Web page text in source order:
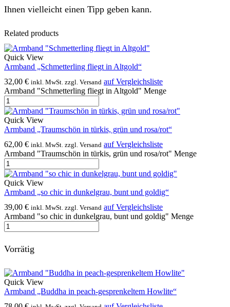
Ihnen vielleicht einen Tipp geben kann.
Related products
Quick View
Armband „Schmetterling fliegt in Altgold“
32,00 € inkl. MwSt. zzgl. Versand auf Vergleichsliste
Armband "Schmetterling fliegt in Altgold" Menge
Quick View
Armband „Traumschön in türkis, grün und rosa/rot“
62,00 € inkl. MwSt. zzgl. Versand auf Vergleichsliste
Armband "Traumschön in türkis, grün und rosa/rot" Menge
Quick View
Armband „so chic in dunkelgrau, bunt und goldig“
39,00 € inkl. MwSt. zzgl. Versand auf Vergleichsliste
Armband "so chic in dunkelgrau, bunt und goldig" Menge
Vorrätig
Quick View
Armband „Buddha in peach-gesprenkeltem Howlite“